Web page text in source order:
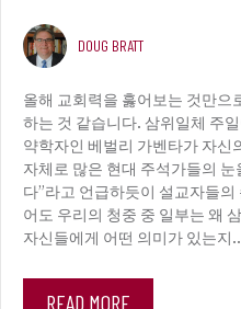
DOUG BRATT
올해 교회력을 훓어보는 것만으
하는 것 같습니다. 삼위일체 주
약학자인 베벌리 가벤타가 자신
자체로 많은 현대 주석가들의
다”라고 언급하듯이 설교자들
어도 우리의 청중 중 일부는 왜
자신들에게 어떤 의미가 있는지
READ MORE